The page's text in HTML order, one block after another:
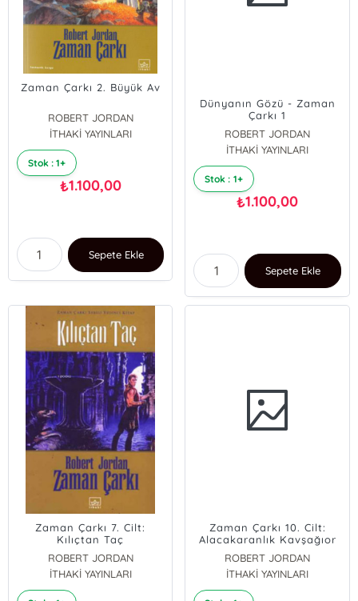
Zaman Çarkı 2. Büyük Av
ROBERT JORDAN
İTHAKİ YAYINLARI
Stok : 1+
₺1.100,00
Sepete Ekle
Dünyanın Gözü - Zaman
Çarkı 1
ROBERT JORDAN
İTHAKİ YAYINLARI
Stok : 1+
₺1.100,00
Sepete Ekle
Zaman Çarkı 7. Cilt:
Kılıçtan Taç
ROBERT JORDAN
İTHAKİ YAYINLARI
Zaman Çarkı 10. Cilt:
Alacakaranlık Kavşağıor
ROBERT JORDAN
İTHAKİ YAYINLARI